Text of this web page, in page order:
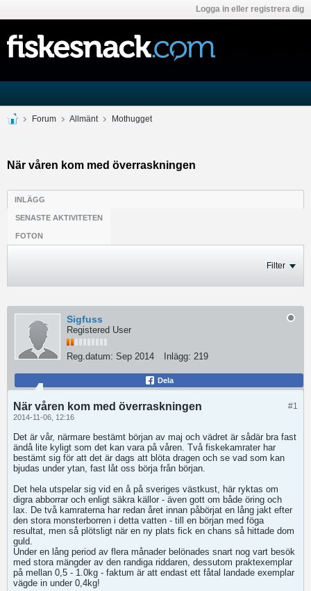
Logga in eller registrera dig
Forum Allmänt Mothugget
När våren kom med överraskningen
INLÄGG
SENASTE AKTIVITETEN
FOTON
Filter
Sigfuss
Registered User
Reg.datum: Sep 2014 Inlägg: 219
Dela
#1
När våren kom med överraskningen
2014-11-06, 12:16
Det är vår, närmare bestämt början av maj och vädret är sådär bra fast
ändå lite kyligt som det kan vara på våren. Två fiskekamrater har
bestämt sig för att det är dags att blöta dragen och se vad som kan
bjudas under ytan, fast låt oss börja från början.
Det hela utspelar sig vid en å på sveriges västkust, här ryktas om
digra abborrar och enligt säkra källor - även gott om både öring och
lax. De två kamraterna har redan året innan påbörjat en lång jakt efter
den stora monsterborren i detta vatten - till en början med föga
resultat, men så plötsligt när en ny plats fick en chans så hittade dom
guld.
Under en lång period av flera månader belönades snart nog vart besök
med stora mängder av den randiga riddaren, dessutom praktexemplar
på mellan 0,5 - 1.0kg - faktum är att endast ett fåtal landade exemplar
vägde in under 0,4kg!